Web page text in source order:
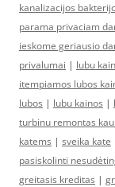
kanalizacijos
parama privaciam
ieskome geriausio
privalumai | lubu
itempiamos lubos
lubos | lubu kainos |
turbinu remontas
katems | sveika kate
pasiskolinti
greitasis kreditas |